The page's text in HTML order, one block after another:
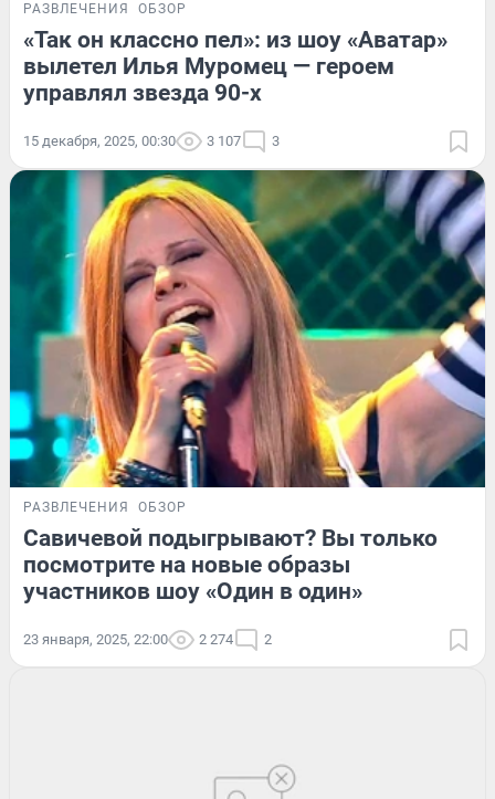
РАЗВЛЕЧЕНИЯ ОБЗОР
«Так он классно пел»: из шоу «Аватар»
вылетел Илья Муромец — героем
управлял звезда 90-х
15 декабря, 2025, 00:30 3 107 3
РАЗВЛЕЧЕНИЯ ОБЗОР
Савичевой подыгрывают? Вы только
посмотрите на новые образы
участников шоу «Один в один»
23 января, 2025, 22:00 2 274 2